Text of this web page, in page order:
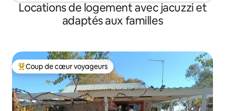
Locations de logement avec jacuzzi et
adaptés aux familles
Coups de cœur voyageurs les plus appréciés
Coup de cœur voyageurs